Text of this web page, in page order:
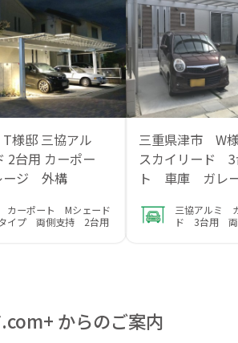
様邸 三協アル
台用 カーポー
ジ 外構
カーポート Mシェード
イプ 両側支持 2台用
三重県津市 W
スカイリード
ト 車庫 ガレ
三協アルミ
ド 3台用 両
からのご案内